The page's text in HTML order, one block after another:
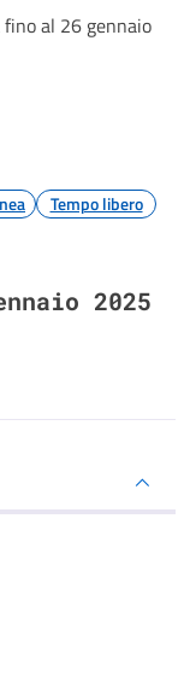
al 26 gennaio
Tempo libero
2025